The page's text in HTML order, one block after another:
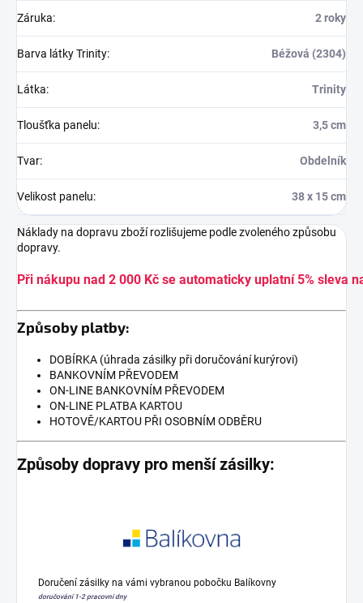
Záruka: 2 roky
Barva látky Trinity: Béžová (2304)
Látka: Trinity
Tloušťka panelu: 3,5 cm
Tvar: Obdelník
Velikost panelu: 38 x 15 cm
Náklady na dopravu zboží rozlišujeme podle zvoleného způsobu
dopravy.
Při nákupu nad 2 000 Kč se automaticky uplatní 5% sleva
Způsoby platby:
DOBÍRKA (úhrada zásilky při doručování kurýrovi)
BANKOVNÍM PŘEVODEM
ON-LINE BANKOVNÍM PŘEVODEM
ON-LINE PLATBA KARTOU
HOTOVĚ/KARTOU PŘI OSOBNÍM ODBĚRU
Způsoby dopravy pro menší zásilky:
Doručení zásilky na vámi vybranou pobočku Balíkovny
doručování 1-2 pracovní dny